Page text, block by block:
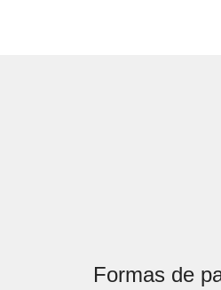
Formas de